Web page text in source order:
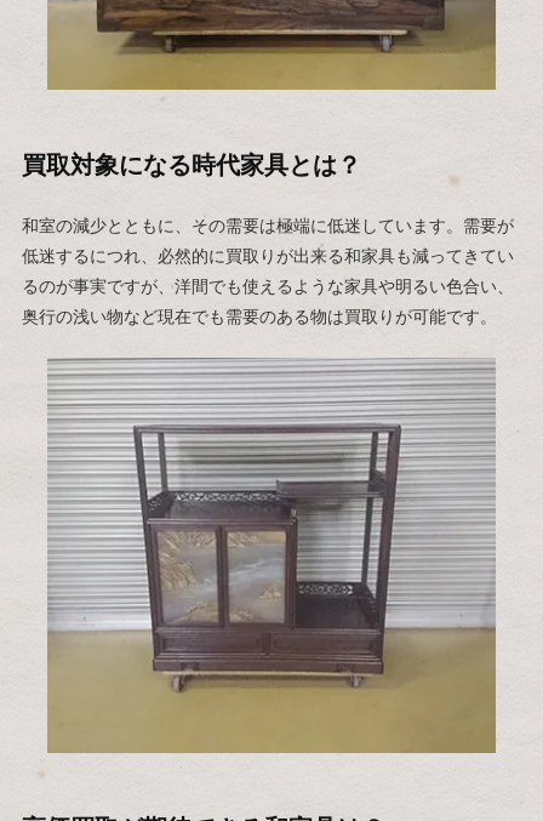
買取対象になる時代家具とは？
和室の減少とともに、その需要は極端に低迷しています。需要が
低迷するにつれ、必然的に買取りが出来る和家具も減ってきてい
るのが事実ですが、洋間でも使えるような家具や明るい色合い、
奥行の浅い物など現在でも需要のある物は買取りが可能です。